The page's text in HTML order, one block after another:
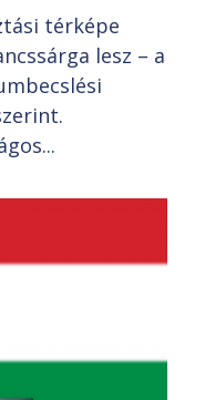
térképe
lesz – a